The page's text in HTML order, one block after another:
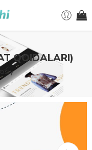
QOIDALARI)